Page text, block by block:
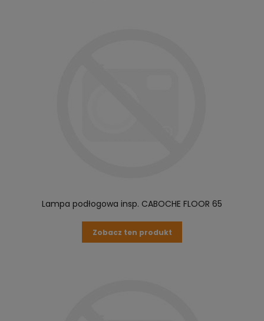
Lampa podłogowa insp. CABOCHE FLOOR 65
Zobacz ten produkt